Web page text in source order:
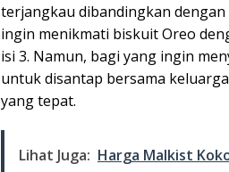
terjangkau dibandingkan dengan
ingin menikmati biskuit Oreo
isi 3. Namun, bagi yang ingin
untuk disantap bersama
yang tepat.
Lihat Juga: Harga Malkist